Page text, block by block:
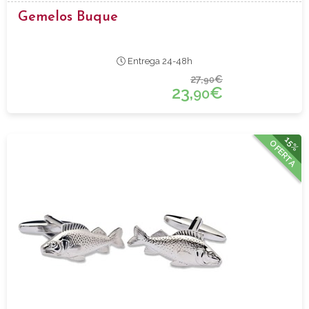
Gemelos Buque
Entrega 24-48h
27,90€
23,90€
15%
OFERTA